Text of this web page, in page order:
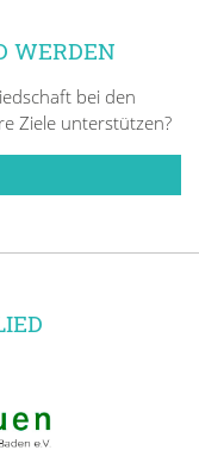
WERDEN
bei den
Ziele unterstützen?